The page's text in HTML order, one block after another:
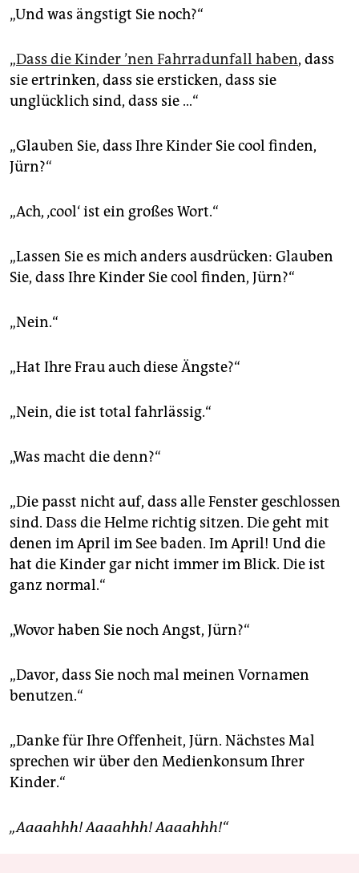
„Und was ängstigt Sie noch?“
„Dass die Kinder ’nen Fahrradunfall haben, dass
sie ertrinken, dass sie ersticken, dass sie
unglücklich sind, dass sie …“
„Glauben Sie, dass Ihre Kinder Sie cool finden,
Jürn?“
„Ach, ‚cool‘ ist ein großes Wort.“
„Lassen Sie es mich anders ausdrücken: Glauben
Sie, dass Ihre Kinder Sie cool finden, Jürn?“
„Nein.“
„Hat Ihre Frau auch diese Ängste?“
„Nein, die ist total fahrlässig.“
„Was macht die denn?“
„Die passt nicht auf, dass alle Fenster geschlossen
sind. Dass die Helme richtig sitzen. Die geht mit
denen im April im See baden. Im April! Und die
hat die Kinder gar nicht immer im Blick. Die ist
ganz normal.“
„Wovor haben Sie noch Angst, Jürn?“
„Davor, dass Sie noch mal meinen Vornamen
benutzen.“
„Danke für Ihre Offenheit, Jürn. Nächstes Mal
sprechen wir über den Medienkonsum Ihrer
Kinder.“
„Aaaahhh! Aaaahhh! Aaaahhh!“